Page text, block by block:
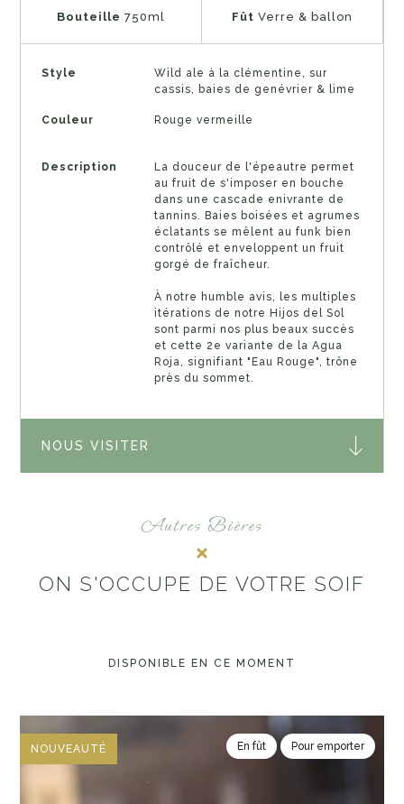
Bouteille750ml Fût Verre & ballon
Style
Wild ale à la clémentine, sur
cassis, baies de genévrier & lime
Couleur Rouge vermeille
Description
La douceur de l'épeautre permet
au fruit de s'imposer en bouche
dans une cascade enivrante de
tannins. Baies boisées et agrumes
éclatants se mêlent au funk bien
contrôlé et enveloppent un fruit
gorgé de fraîcheur.
À notre humble avis, les multiples
itérations de notre Hijos del Sol
sont parmi nos plus beaux succès
et cette 2e variante de la Agua
Roja, signifiant "Eau Rouge", trône
près du sommet.
NOUS VISITER
Autres Bières
ON S'OCCUPE DE VOTRE SOIF
DISPONIBLE EN CE MOMENT
NOUVEAUTÉ En fût Pour emporter